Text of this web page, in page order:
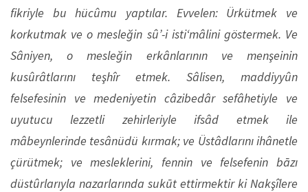
fikriyle bu hücûmu yaptılar. Evvelen: Ürkütmek ve
korkutmak ve o mesleğin sû’-i isti‘mâlini göstermek. Ve
Sâniyen, o mesleğin erkânlarının ve menşeinin
kusûrâtlarını teşhîr etmek. Sâlisen, maddiyyûn
felsefesinin ve medeniyetin câzibedâr sefâhetiyle ve
uyutucu lezzetli zehirleriyle ifsâd etmek ile
mâbeynlerinde tesânüdü kırmak; ve Üstâdlarını ihânetle
çürütmek; ve mesleklerini, fennin ve felsefenin bāzı
düstûrlarıyla nazarlarında sukūt ettirmektir ki Nakşîlere